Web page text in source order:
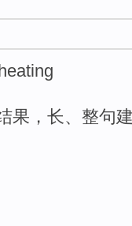
果，长、整句